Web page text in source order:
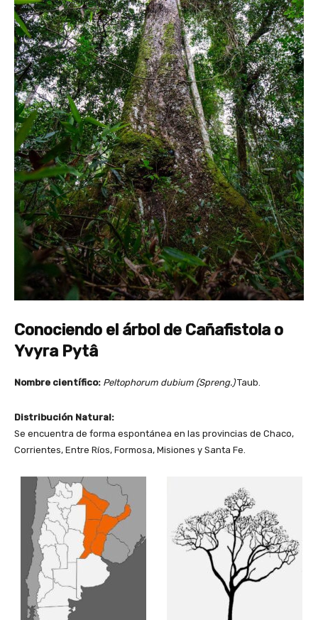
Conociendo el árbol de Cañafistola o
Yvyra Pytâ
Nombre científico: Peltophorum dubium (Spreng.)Taub.
Distribución Natural:
Se encuentra de forma espontánea en las provincias de Chaco,
Corrientes, Entre Ríos, Formosa, Misiones y Santa Fe.